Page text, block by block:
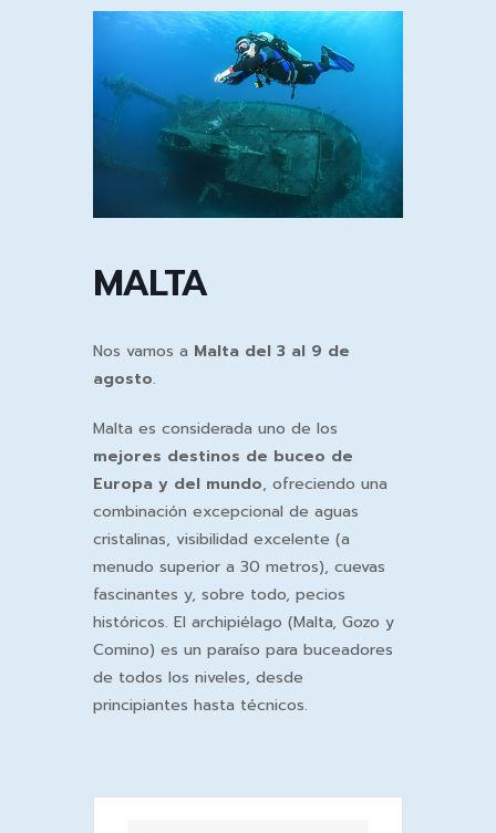
MALTA
Nos vamos a Malta del 3 al 9 de
agosto.
Malta es considerada uno de los
mejores destinos de buceo de
Europa y del mundo, ofreciendo una
combinación excepcional de aguas
cristalinas, visibilidad excelente (a
menudo superior a 30 metros), cuevas
fascinantes y, sobre todo, pecios
históricos. El archipiélago (Malta, Gozo y
Comino) es un paraíso para buceadores
de todos los niveles, desde
principiantes hasta técnicos.